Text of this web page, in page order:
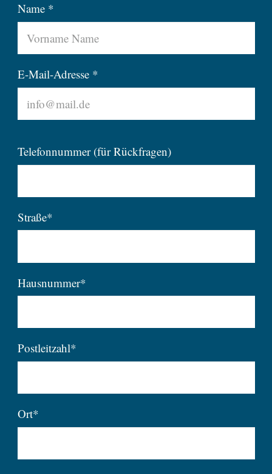
Name *
E-Mail-Adresse *
Telefonnummer (für Rückfragen)
Straße*
Hausnummer*
Postleitzahl*
Ort*